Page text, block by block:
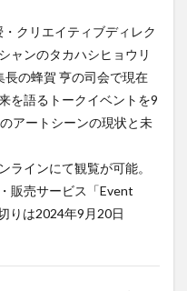
クリエイティブディレク
ャンのタカハシヒョウリ
の蜂賀 亨の司会で現在
を語るトークイベントを9
アートシーンの現状と未
ラインにて観覧が可能。
販売サービス「Event
りは2024年9月20日